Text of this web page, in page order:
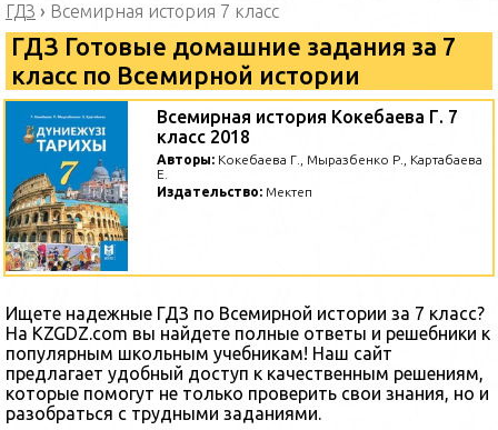
ГДЗ › Всемирная история 7 класс
ГДЗ Готовые домашние задания за 7
класс по Всемирной истории
Всемирная история Кокебаева Г. 7
класс 2018
Авторы: Кокебаева Г., Мыразбенко Р., Картабаева
Е.
Издательство: Мектеп
Ищете надежные ГДЗ по Всемирной истории за 7 класс?
На KZGDZ.com вы найдете полные ответы и решебники к
популярным школьным учебникам! Наш сайт
предлагает удобный доступ к качественным решениям,
которые помогут не только проверить свои знания, но и
разобраться с трудными заданиями.